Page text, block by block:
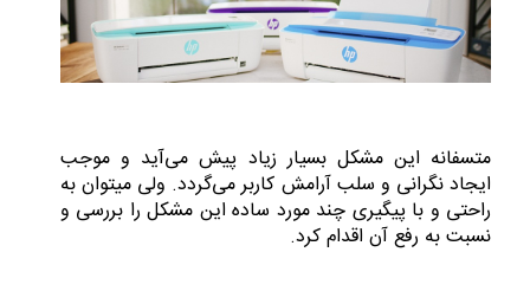
متسفانه این مشکل بسیار زیاد پیش می‌آید و موجب
ایجاد نگرانی و سلب آرامش کاربر می‌گردد. ولی میتوان به
راحتی و با پیگیری چند مورد ساده این مشکل را بررسی و
نسبت به رفع آن اقدام کرد.